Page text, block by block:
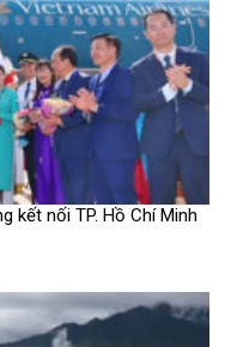
kết nối TP. Hồ Chí Minh